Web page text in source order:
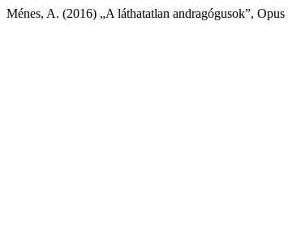
Ménes, A. (2016) „A láthatatlan andragógusok”,